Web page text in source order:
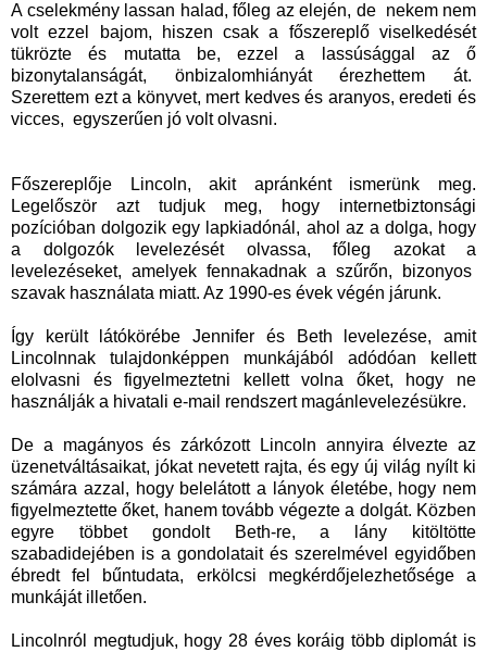
A cselekmény lassan halad, főleg az elején, de nekem nem
volt ezzel bajom, hiszen csak a főszereplő viselkedését
tükrözte és mutatta be, ezzel a lassúsággal az ő
bizonytalanságát, önbizalomhiányát érezhettem át.
Szerettem ezt a könyvet, mert kedves és aranyos, eredeti és
vicces, egyszerűen jó volt olvasni.
Főszereplője Lincoln, akit apránként ismerünk meg.
Legelőször azt tudjuk meg, hogy internetbiztonsági
pozícióban dolgozik egy lapkiadónál, ahol az a dolga, hogy
a dolgozók levelezését olvassa, főleg azokat a
levelezéseket, amelyek fennakadnak a szűrőn, bizonyos
szavak használata miatt. Az 1990-es évek végén járunk.
Így került látókörébe Jennifer és Beth levelezése, amit
Lincolnnak tulajdonképpen munkájából adódóan kellett
elolvasni és figyelmeztetni kellett volna őket, hogy ne
használják a hivatali e-mail rendszert magánlevelezésükre.
De a magányos és zárkózott Lincoln annyira élvezte az
üzenetváltásaikat, jókat nevetett rajta, és egy új világ nyílt ki
számára azzal, hogy belelátott a lányok életébe, hogy nem
figyelmeztette őket, hanem tovább végezte a dolgát. Közben
egyre többet gondolt Beth-re, a lány kitöltötte
szabadidejében is a gondolatait és szerelmével egyidőben
ébredt fel bűntudata, erkölcsi megkérdőjelezhetősége a
munkáját illetően.
Lincolnról megtudjuk, hogy 28 éves koráig több diplomát is